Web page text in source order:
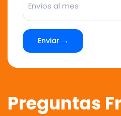
Enviar →
Preguntas